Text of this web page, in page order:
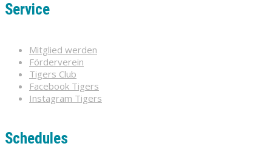
Service
Mitglied werden
Förderverein
Tigers Club
Facebook Tigers
Instagram Tigers
Schedules